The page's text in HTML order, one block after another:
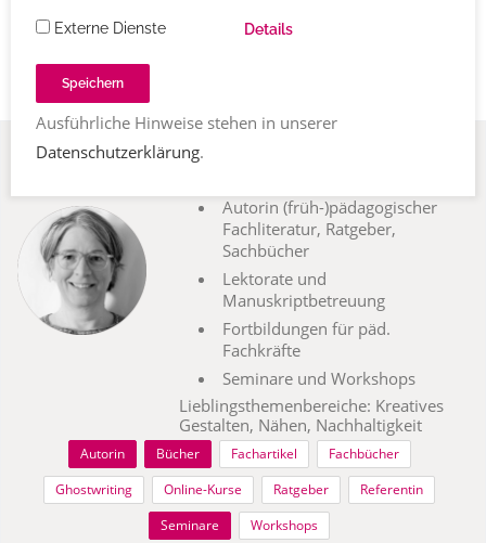
Übersicht/ Online-Kurse
Yvonne
82343 Pöcking, Deutschland
Autorin (früh-)pädagogischer
Fachliteratur, Ratgeber,
Sachbücher
Lektorate und
Manuskriptbetreuung
Fortbildungen für päd.
Fachkräfte
Seminare und Workshops
Lieblingsthemenbereiche: Kreatives
Gestalten, Nähen, Nachhaltigkeit
Autorin Bücher Fachartikel
Fachbücher
Ghostwriting
Online-Kurse Ratgeber
Referentin
Seminare
Workshops
Externe Dienste Details
Speichern
Ausführliche Hinweise stehen in unserer
Datenschutzerklärung.